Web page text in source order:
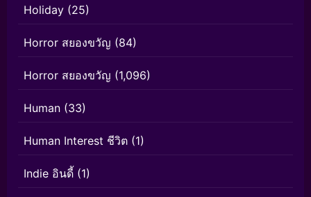
Holiday (25)
Horror สยองขวัญ (84)
Horror สยองขวัญ (1,096)
Human (33)
Human Interest ชีวิต (1)
Indie อินดี้ (1)